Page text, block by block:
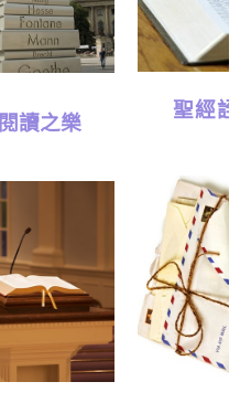
閱讀之樂
聖經詮